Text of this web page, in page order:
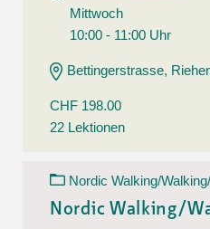
Mittwoch
10:00 - 11:00 Uhr
Bettingerstrasse,
CHF 198.00
22 Lektionen
Nordic Walking/
Nordic Walking/